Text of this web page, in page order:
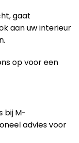
gaat
aan uw interieur
op voor een
bij M-
advies voor